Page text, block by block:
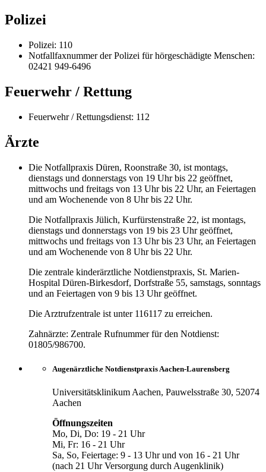
Polizei
Polizei: 110
Notfallfaxnummer der Polizei für hörgeschädigte Menschen:
02421 949-6496
Feuerwehr / Rettung
Feuerwehr / Rettungsdienst: 112
Ärzte
Die Notfallpraxis Düren, Roonstraße 30, ist montags,
dienstags und donnerstags von 19 Uhr bis 22 geöffnet,
mittwochs und freitags von 13 Uhr bis 22 Uhr, an Feiertagen
und am Wochenende von 8 Uhr bis 22 Uhr.
Die Notfallpraxis Jülich, Kurfürstenstraße 22, ist montags,
dienstags und donnerstags von 19 bis 23 Uhr geöffnet,
mittwochs und freitags von 13 Uhr bis 23 Uhr, an Feiertagen
und am Wochenende von 8 Uhr bis 22 Uhr.
Die zentrale kinderärztliche Notdienstpraxis, St. Marien-
Hospital Düren-Birkesdorf, Dorfstraße 55, samstags, sonntags
und an Feiertagen von 9 bis 13 Uhr geöffnet.
Die Arztrufzentrale ist unter 116117 zu erreichen.
Zahnärzte: Zentrale Rufnummer für den Notdienst:
01805/986700.
Augenärztliche Notdienstpraxis Aachen-Laurensberg
Universitätsklinikum Aachen, Pauwelsstraße 30, 52074
Aachen
Öffnungszeiten
Mo, Di, Do: 19 - 21 Uhr
Mi, Fr: 16 - 21 Uhr
Sa, So, Feiertage: 9 - 13 Uhr und von 16 - 21 Uhr
(nach 21 Uhr Versorgung durch Augenklinik)